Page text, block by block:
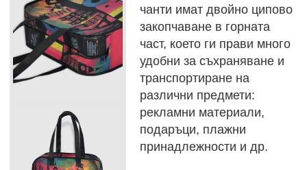
чанти имат двойно ципово
закопчаване в горната
част, което ги прави много
удобни за съхраняване и
транспортиране на
различни предмети:
рекламни материали,
подаръци, плажни
принадлежности и др.